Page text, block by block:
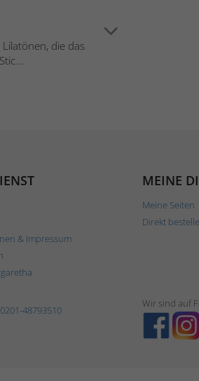
die das
& Impressum
MEINE
Meine Seiten
Direkt
0201-48793510
Wir sind auf